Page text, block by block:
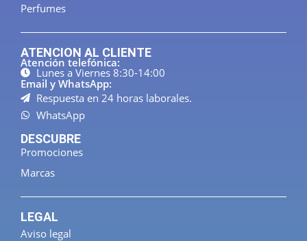
Perfumes
ATENCION AL CLIENTE
Atención telefónica:
Lunes a Viernes 8:30-14:00
Email y WhatsApp:
Respuesta en 24 horas laborales.
WhatsApp
DESCUBRE
Promociones
Marcas
LEGAL
Aviso legal